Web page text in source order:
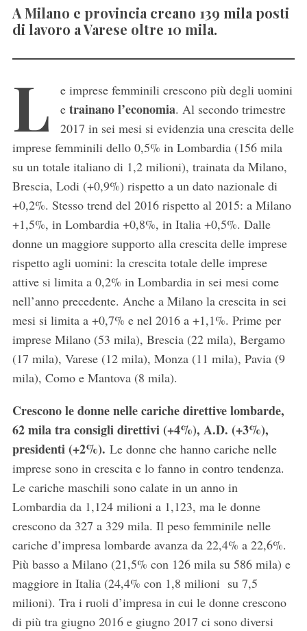
A Milano e provincia creano 139 mila posti
di lavoro a Varese oltre 10 mila.
L
e imprese femminili crescono più degli uomini
e trainano l’economia. Al secondo trimestre
2017 in sei mesi si evidenzia una crescita delle
imprese femminili dello 0,5% in Lombardia (156 mila
su un totale italiano di 1,2 milioni), trainata da Milano,
Brescia, Lodi (+0,9%) rispetto a un dato nazionale di
+0,2%. Stesso trend del 2016 rispetto al 2015: a Milano
+1,5%, in Lombardia +0,8%, in Italia +0,5%. Dalle
donne un maggiore supporto alla crescita delle imprese
rispetto agli uomini: la crescita totale delle imprese
attive si limita a 0,2% in Lombardia in sei mesi come
nell’anno precedente. Anche a Milano la crescita in sei
mesi si limita a +0,7% e nel 2016 a +1,1%. Prime per
imprese Milano (53 mila), Brescia (22 mila), Bergamo
(17 mila), Varese (12 mila), Monza (11 mila), Pavia (9
mila), Como e Mantova (8 mila).
Crescono le donne nelle cariche direttive lombarde,
62 mila tra consigli direttivi (+4%), A.D. (+3%),
presidenti (+2%). Le donne che hanno cariche nelle
imprese sono in crescita e lo fanno in contro tendenza.
Le cariche maschili sono calate in un anno in
Lombardia da 1,124 milioni a 1,123, ma le donne
crescono da 327 a 329 mila. Il peso femminile nelle
cariche d’impresa lombarde avanza da 22,4% a 22,6%.
Più basso a Milano (21,5% con 126 mila su 586 mila) e
maggiore in Italia (24,4% con 1,8 milioni su 7,5
milioni). Tra i ruoli d’impresa in cui le donne crescono
di più tra giugno 2016 e giugno 2017 ci sono diversi